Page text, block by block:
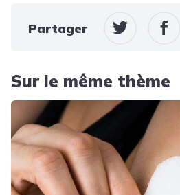
Partager
Sur le même thème